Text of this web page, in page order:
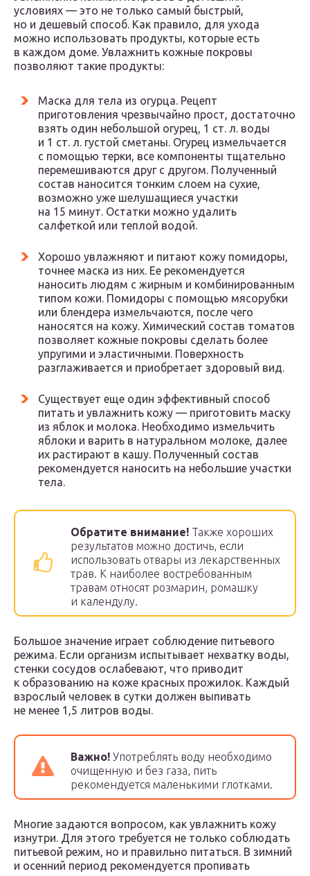
условиях — это не только самый быстрый,
но и дешевый способ. Как правило, для ухода
можно использовать продукты, которые есть
в каждом доме. Увлажнить кожные покровы
позволяют такие продукты:
Маска для тела из огурца. Рецепт
приготовления чрезвычайно прост, достаточно
взять один небольшой огурец, 1 ст. л. воды
и 1 ст. л. густой сметаны. Огурец измельчается
с помощью терки, все компоненты тщательно
перемешиваются друг с другом. Полученный
состав наносится тонким слоем на сухие,
возможно уже шелушащиеся участки
на 15 минут. Остатки можно удалить
салфеткой или теплой водой.
Хорошо увлажняют и питают кожу помидоры,
точнее маска из них. Ее рекомендуется
наносить людям с жирным и комбинированным
типом кожи. Помидоры с помощью мясорубки
или блендера измельчаются, после чего
наносятся на кожу. Химический состав томатов
позволяет кожные покровы сделать более
упругими и эластичными. Поверхность
разглаживается и приобретает здоровый вид.
Существует еще один эффективный способ
питать и увлажнить кожу — приготовить маску
из яблок и молока. Необходимо измельчить
яблоки и варить в натуральном молоке, далее
их растирают в кашу. Полученный состав
рекомендуется наносить на небольшие участки
тела.
Обратите внимание! Также хороших
результатов можно достичь, если
использовать отвары из лекарственных
трав. К наиболее востребованным
травам относят розмарин, ромашку
и календулу.
Большое значение играет соблюдение питьевого
режима. Если организм испытывает нехватку воды,
стенки сосудов ослабевают, что приводит
к образованию на коже красных прожилок. Каждый
взрослый человек в сутки должен выпивать
не менее 1,5 литров воды.
Важно! Употреблять воду необходимо
очищенную и без газа, пить
рекомендуется маленькими глотками.
Многие задаются вопросом, как увлажнить кожу
изнутри. Для этого требуется не только соблюдать
питьевой режим, но и правильно питаться. В зимний
и осенний период рекомендуется пропивать